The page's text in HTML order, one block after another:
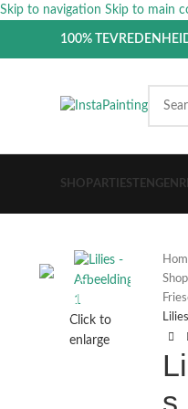
Skip to navigation Skip to main
100%
SHOPARTIESTEN
Click to
enlarge
Shop
Lilies
s